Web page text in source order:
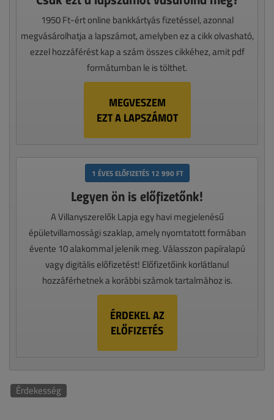
1950 Ft-ért online bankkártyás fizetéssel, azonnal
megvásárolhatja a lapszámot, amelyben ez a cikk olvasható,
ezzel hozzáférést kap a szám összes cikkéhez, amit pdf
formátumban le is tölthet.
MEGVESZEM
EZT A LAPSZÁMOT
1 ÉVES ELŐFIZETÉS 12 990 FT
Legyen ön is előfizetőnk!
A Villanyszerelők Lapja egy havi megjelenésű
épületvillamossági szaklap, amely nyomtatott formában
évente 10 alakommal jelenik meg. Válasszon papíralapú
vagy digitális előfizetést! Előfizetőink korlátlanul
hozzáférhetnek a korábbi számok tartalmához is.
ÉRDEKEL AZ
ELŐFIZETÉS
Érdekesség